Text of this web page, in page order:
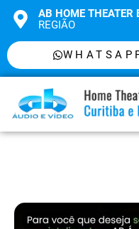
AB HOME THEATER
REGIÃO